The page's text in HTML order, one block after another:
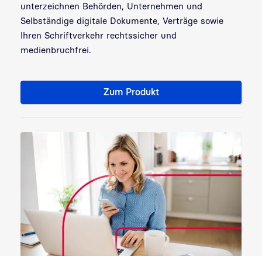
unterzeichnen Behörden, Unternehmen und
Selbständige digitale Dokumente, Verträge sowie
Ihren Schriftverkehr rechtssicher und
medienbruchfrei.
Zum ProduktSignaturkarten: Sicherheit für